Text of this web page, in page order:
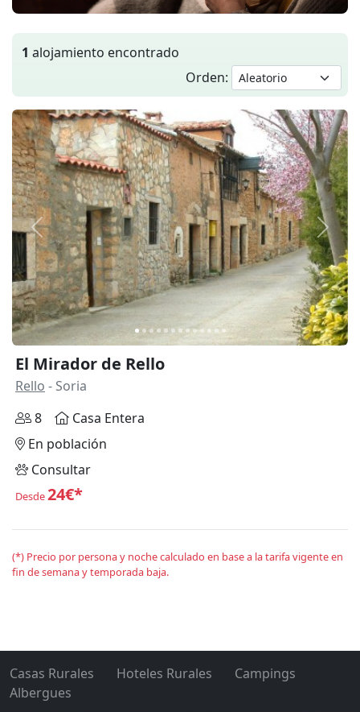
1 alojamiento encontrado
Orden:
Anterior
El Mirador de Rello
Rello - Soria
8
Casa Entera
En población
Consultar
Desde24€*
(*) Precio por persona y noche calculado en base a la tarifa vigente en
fin de semana y temporada baja.
Casas Rurales Hoteles Rurales
Campings
Albergues